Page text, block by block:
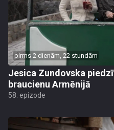
pirms 2 dienām, 22 stundām
Jesica Zundovska
braucienu Armēnijā
58. epizode